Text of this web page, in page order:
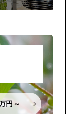
円～